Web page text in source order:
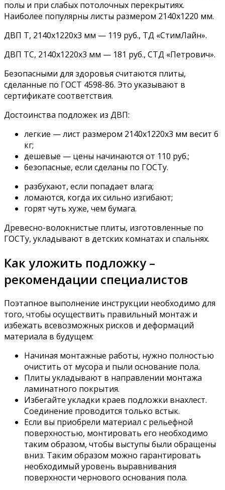
полы и при слабых потолочных перекрытиях.
Наиболее популярны листы размером 2140х1220 мм.
ДВП Т, 2140х1220х3 мм — 119 руб., ТД «СтимЛайн».
ДВП ТС, 2140х1220х3 мм — 181 руб., СТД «Петрович».
Безопасными для здоровья считаются плиты,
сделанные по ГОСТ 4598-86. Это указывают в
сертификате соответствия.
Достоинства подложек из ДВП:
легкие — лист размером 2140х1220х3 мм весит 6
кг;
дешевые — цены начинаются от 110 руб.;
безопасные, если сделаны по ГОСТу.
разбухают, если попадает влага;
ломаются, когда их сильно изгибают;
горят чуть хуже, чем бумага.
Древесно-волокнистые плиты, изготовленные по
ГОСТу, укладывают в детских комнатах и спальнях.
Как уложить подложку –
рекомендации специалистов
Поэтапное выполнение инструкции необходимо для
того, чтобы осуществить правильный монтаж и
избежать всевозможных рисков и деформаций
материала в будущем:
Начиная монтажные работы, нужно полностью
очистить от мусора и пыли основание пола.
Плиты укладывают в направлении монтажа
ламинатного покрытия.
Избегайте укладки краев подложки внахлест.
Соединение проводится только встык.
Если вы приобрели материал с рельефной
поверхностью, монтировать его необходимо
таким образом, чтобы выступы были обращены
вниз. Таким образом можно гарантировать
необходимый уровень выравнивания
поверхности чернового основания пола.